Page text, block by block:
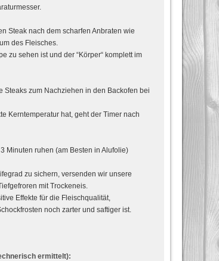
Steak nach dem scharfen Anbraten wie
des Fleisches.
zu sehen ist und der “Körper“ komplett im
Steaks zum Nachziehen in den Backofen bei
Kerntemperatur hat, geht der Timer nach
Minuten ruhen (am Besten in Alufolie)
zu sichern, versenden wir unsere
mit Trockeneis.
Effekte für die Fleischqualität,
noch zarter und saftiger ist.
ermittelt):